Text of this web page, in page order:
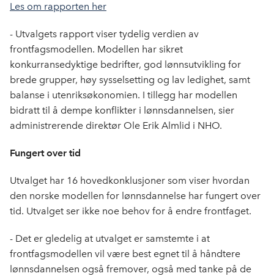
k
n
Les om rapporten her
- Utvalgets rapport viser tydelig verdien av
frontfagsmodellen. Modellen har sikret
konkurransedyktige bedrifter, god lønnsutvikling for
brede grupper, høy sysselsetting og lav ledighet, samt
balanse i utenriksøkonomien. I tillegg har modellen
bidratt til å dempe konflikter i lønnsdannelsen, sier
administrerende direktør Ole Erik Almlid i NHO.
Fungert over tid
Utvalget har 16 hovedkonklusjoner som viser hvordan
den norske modellen for lønnsdannelse har fungert over
tid. Utvalget ser ikke noe behov for å endre frontfaget.
- Det er gledelig at utvalget er samstemte i at
frontfagsmodellen vil være best egnet til å håndtere
lønnsdannelsen også fremover, også med tanke på de